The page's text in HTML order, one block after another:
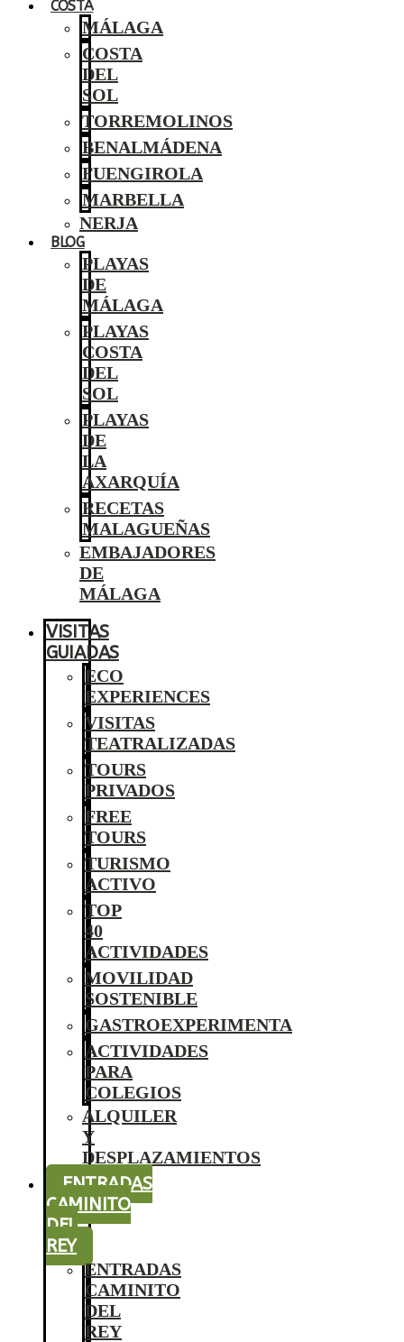
COSTA
MÁLAGA
COSTA
DEL
SOL
TORREMOLINOS
BENALMÁDENA
FUENGIROLA
MARBELLA
NERJA
BLOG
PLAYAS
DE
MÁLAGA
PLAYAS
COSTA
DEL
SOL
PLAYAS
DE
LA
AXARQUÍA
RECETAS
MALAGUEÑAS
EMBAJADORES
DE
MÁLAGA
VISITAS
GUIADAS
ECO
EXPERIENCES
VISITAS
TEATRALIZADAS
TOURS
PRIVADOS
FREE
TOURS
TURISMO
ACTIVO
TOP
40
ACTIVIDADES
MOVILIDAD
SOSTENIBLE
GASTROEXPERIMENTA
ACTIVIDADES
PARA
COLEGIOS
ALQUILER
Y
DESPLAZAMIENTOS
ENTRADAS
CAMINITO
DEL
REY
ENTRADAS
CAMINITO
DEL
REY